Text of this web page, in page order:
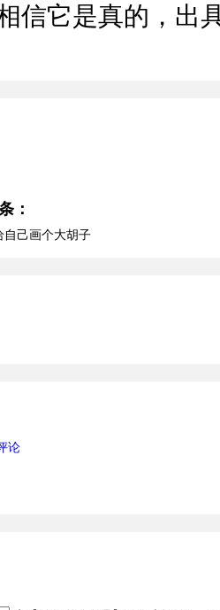
信它是真的，出
：
自己画个大胡子
论